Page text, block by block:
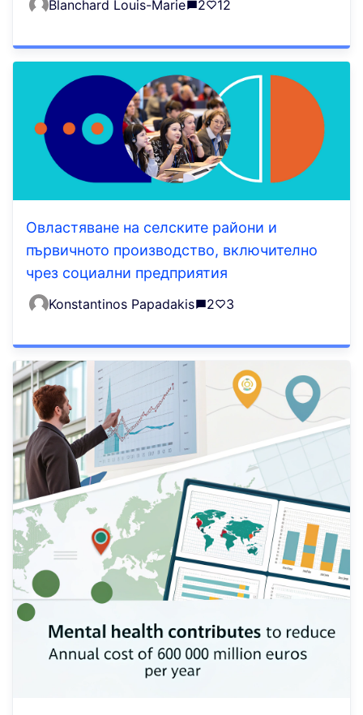
Blanchard Louis-Marie 2 12
Овластяване на селските райони и
първичното производство, включително
чрез социални предприятия
Konstantinos Papadakis 2 3